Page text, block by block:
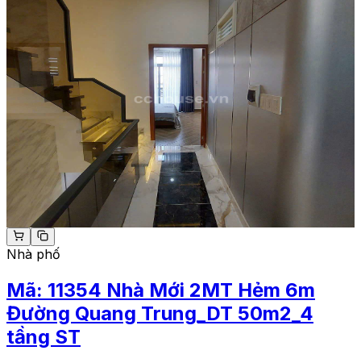
Nhà phố
Mã: 11354 Nhà Mới 2MT Hẻm 6m
Đường Quang Trung_DT 50m2_4
tầng ST